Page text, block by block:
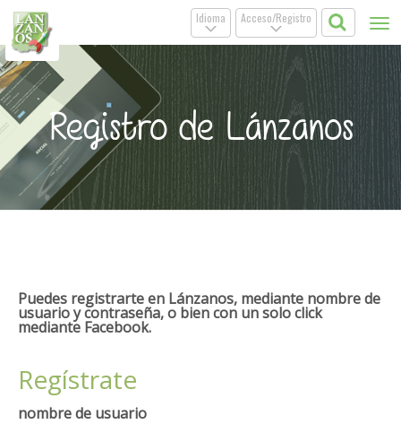
Acceso/Registro
.
Idioma
.
Registro de Lánzanos
Puedes registrarte en Lánzanos, mediante nombre de
usuario y contraseña, o bien con un solo click
mediante Facebook.
Regístrate
nombre de usuario